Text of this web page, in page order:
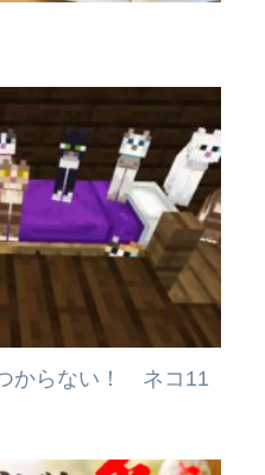
からない！ ネコ11